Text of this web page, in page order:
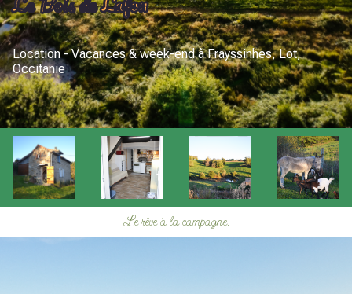
Location - Vacances & week-end à Frayssinhes, Lot,
Occitanie
Le rêve à la campagne.